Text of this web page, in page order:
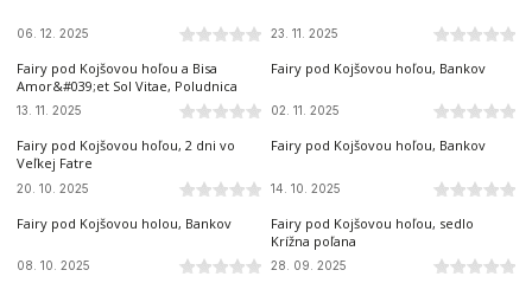
06. 12. 2025 23. 11. 2025
Fairy pod Kojšovou hoľou a Bisa
Amor&#039;et Sol Vitae, Poludnica
13. 11. 2025
Fairy pod Kojšovou hoľou, Bankov
02. 11. 2025
Fairy pod Kojšovou hoľou, 2 dni vo
Veľkej Fatre
20. 10. 2025
Fairy pod Kojšovou hoľou, Bankov
14. 10. 2025
Fairy pod Kojšovou holou, Bankov
08. 10. 2025
Fairy pod Kojšovou hoľou, sedlo
Krížna poľana
28. 09. 2025